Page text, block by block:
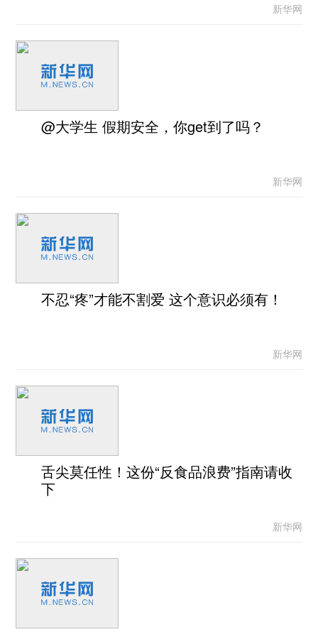
新华网
@大学生 假期安全，你get到了吗？
新华网
不忍“疼”才能不割爱 这个意识必须有！
新华网
舌尖莫任性！这份“反食品浪费”指南请收
下
新华网